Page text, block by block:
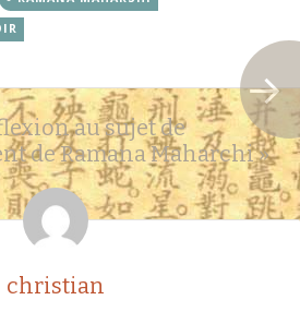
au sujet de
de Ramana Maharchi»
christian